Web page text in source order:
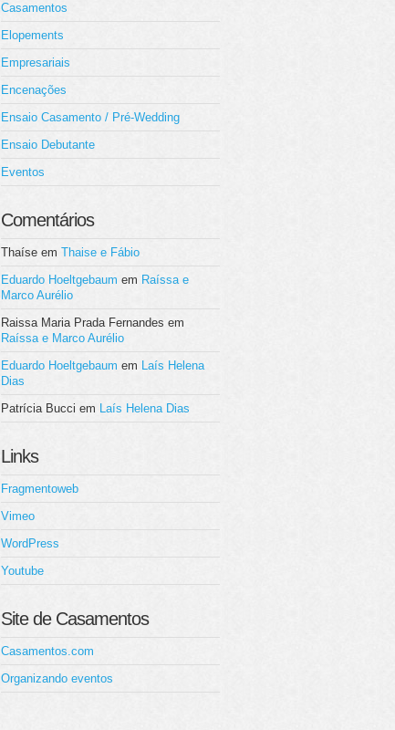
Casamentos
Elopements
Empresariais
Encenações
Ensaio Casamento / Pré-Wedding
Ensaio Debutante
Eventos
Comentários
Thaíse em Thaise e Fábio
Eduardo Hoeltgebaum em Raíssa e
Marco Aurélio
Raissa Maria Prada Fernandes em
Raíssa e Marco Aurélio
Eduardo Hoeltgebaum em Laís Helena
Dias
Patrícia Bucci em Laís Helena Dias
Links
Fragmentoweb
Vimeo
WordPress
Youtube
Site de Casamentos
Casamentos.com
Organizando eventos